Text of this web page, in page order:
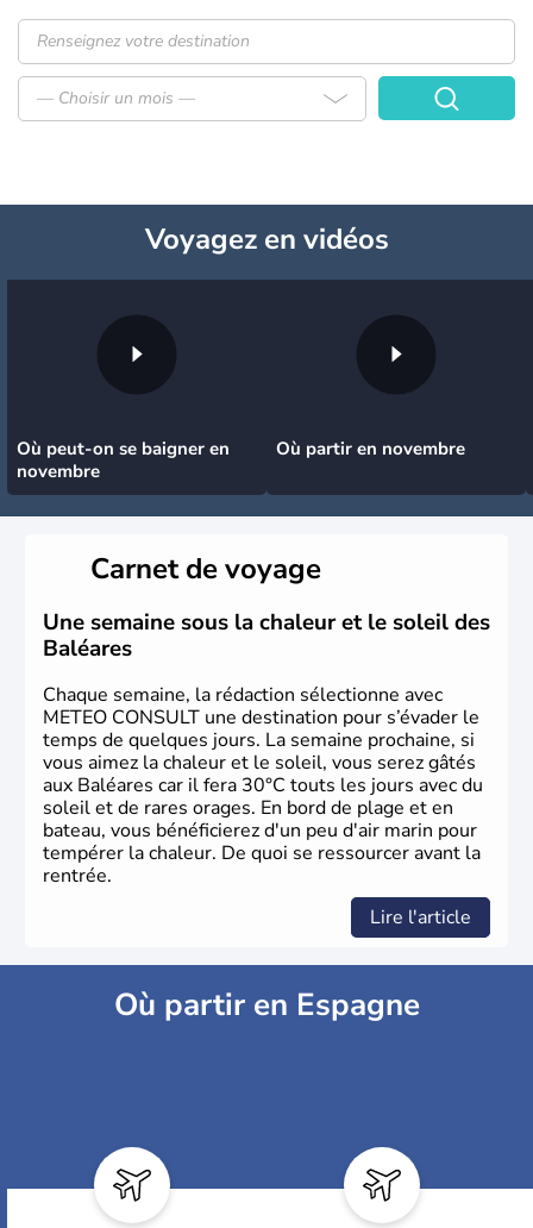
— Choisir un mois —
Voyagezen vidéos
Où peut-on se baigner en
novembre
Où partir en novembre
Carnet de voyage
Une semaine sous la chaleur et le soleil des
Baléares
Chaque semaine, la rédaction sélectionne avec
METEO CONSULT une destination pour s’évader le
temps de quelques jours. La semaine prochaine, si
vous aimez la chaleur et le soleil, vous serez gâtés
aux Baléares car il fera 30°C touts les jours avec du
soleil et de rares orages. En bord de plage et en
bateau, vous bénéficierez d'un peu d'air marin pour
tempérer la chaleur. De quoi se ressourcer avant la
rentrée.
Lire l'article
Où partir en Espagne